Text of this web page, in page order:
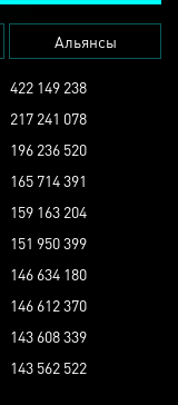
Альянсы
422 149 238
217 241 078
196 236 520
165 714 391
159 163 204
151 950 399
146 634 180
146 612 370
143 608 339
143 562 522